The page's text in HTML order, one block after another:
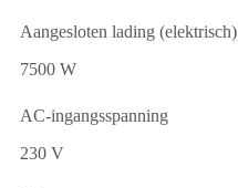
Aangesloten lading (elektrisch)
7500 W
AC-ingangsspanning
230 V